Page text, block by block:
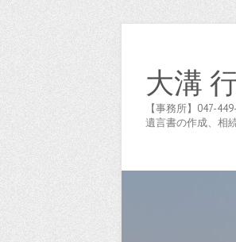
大溝
【事務所】047-
遺言書の作成、相